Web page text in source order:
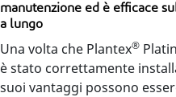
manutenzione ed è efficace
a lungo
Una volta che Plantex®
è stato correttamente
suoi vantaggi possono